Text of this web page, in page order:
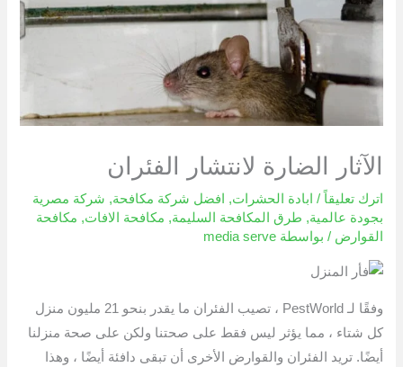
الآثار الضارة لانتشار الفئران
اترك تعليقاً / ابادة الحشرات, افضل شركة مكافحة, شركة مصرية
بجودة عالمية, طرق المكافحة السليمة, مكافحة الافات, مكافحة
القوارض / بواسطة media serve
وفقًا لـ PestWorld ، تصيب الفئران ما يقدر بنحو 21 مليون منزل
كل شتاء ، مما يؤثر ليس فقط على صحتنا ولكن على صحة منزلنا
أيضًا. تريد الفئران والقوارض الأخرى أن تبقى دافئة أيضًا ، وهذا